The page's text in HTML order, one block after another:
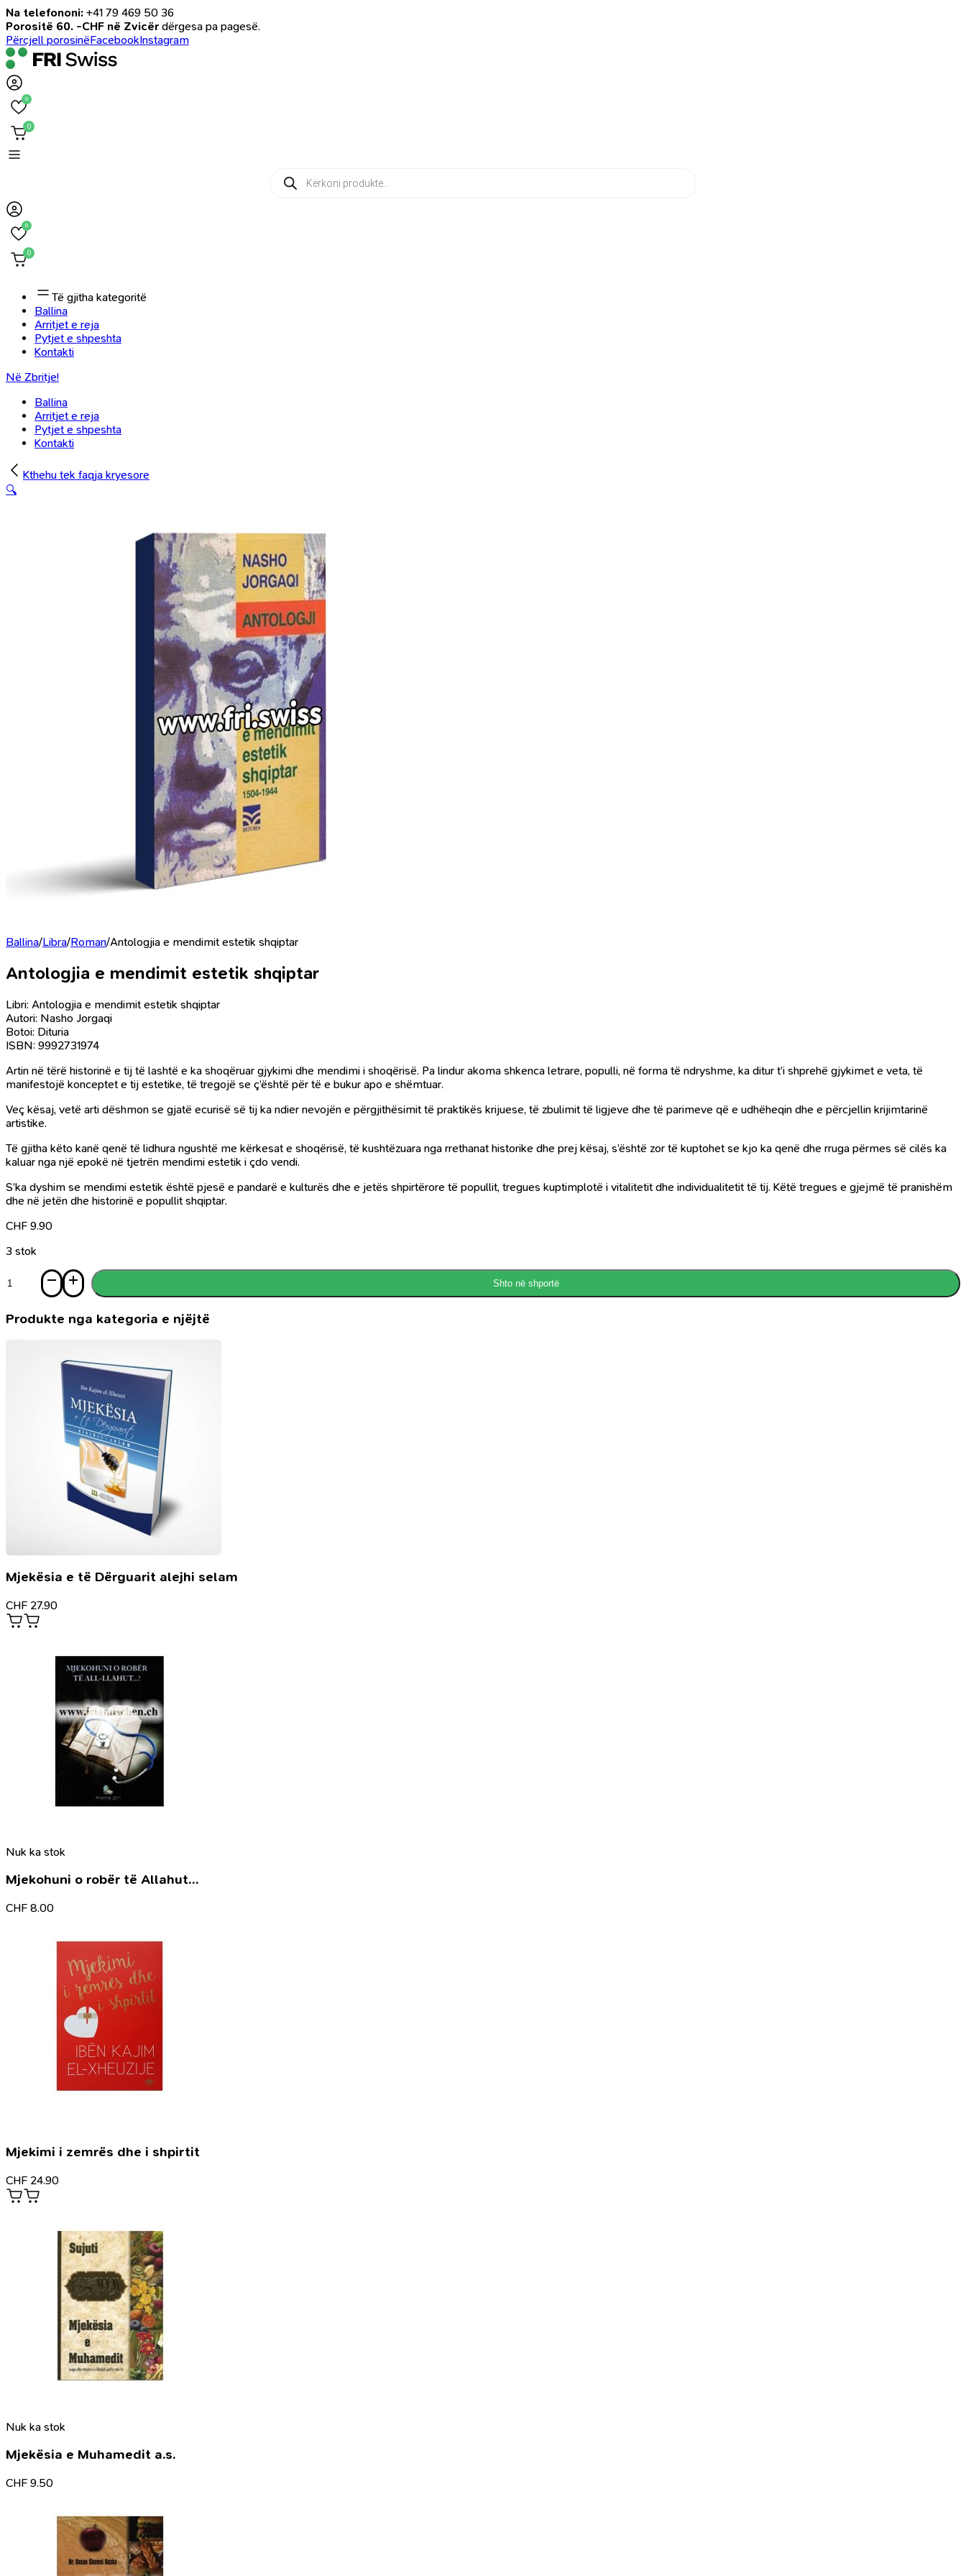
Na telefononi: +41 79 469 50 36
Porositë 60. -CHF në Zvicër dërgesa pa pagesë.
Përcjell porosinëFacebookInstagram
0
0
Products
search
0
0
Të gjitha kategoritë
Ballina
Arritjet e reja
Pytjet e shpeshta
Kontakti
Në Zbritje!
Ballina
Arritjet e reja
Pytjet e shpeshta
Kontakti
Kthehu tek faqja kryesore
🔍
Ballina/Libra/Roman/Antologjia e mendimit estetik shqiptar
Antologjia e mendimit estetik shqiptar
Libri: Antologjia e mendimit estetik shqiptar
Autori: Nasho Jorgaqi
Botoi: Dituria
ISBN: 9992731974
Artin në tërë historinë e tij të lashtë e ka shoqëruar gjykimi dhe mendimi i shoqërisë. Pa lindur akoma shkenca letrare, populli, në forma të ndryshme, ka ditur t’i shprehë gjykimet e veta, të
manifestojë konceptet e tij estetike, të tregojë se ç’është për të e bukur apo e shëmtuar.
Veç kësaj, vetë arti dëshmon se gjatë ecurisë së tij ka ndier nevojën e përgjithësimit të praktikës krijuese, të zbulimit të ligjeve dhe të parimeve që e udhëheqin dhe e përcjellin krijimtarinë
artistike.
Të gjitha këto kanë qenë të lidhura ngushtë me kërkesat e shoqërisë, të kushtëzuara nga rrethanat historike dhe prej kësaj, s’është zor të kuptohet se kjo ka qenë dhe rruga përmes së cilës ka
kaluar nga një epokë në tjetrën mendimi estetik i çdo vendi.
S’ka dyshim se mendimi estetik është pjesë e pandarë e kulturës dhe e jetës shpirtërore të popullit, tregues kuptimplotë i vitalitetit dhe individualitetit të tij. Këtë tregues e gjejmë të pranishëm
dhe në jetën dhe historinë e popullit shqiptar.
CHF 9.90
3 stok
Antologjia
mendimit
Shto në shportë
Produkte nga kategoria e njëjtë
Mjekësia e të Dërguarit alejhi selam
CHF 27.90
Nuk ka stok
Mjekohuni o robër të Allahut…
CHF 8.00
Mjekimi i zemrës dhe i shpirtit
CHF 24.90
Nuk ka stok
Mjekësia e Muhamedit a.s.
CHF 9.50